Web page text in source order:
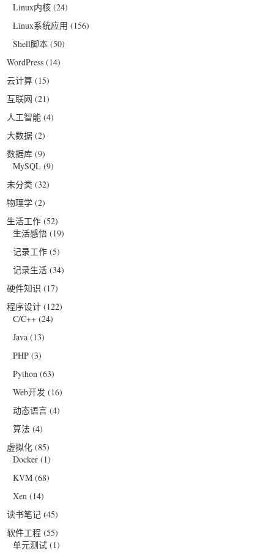
Linux内核 (24)
Linux系统应用 (156)
Shell脚本 (50)
WordPress (14)
云计算 (15)
互联网 (21)
人工智能 (4)
大数据 (2)
数据库 (9)
MySQL (9)
未分类 (32)
物理学 (2)
生活工作 (52)
生活感悟 (19)
记录工作 (5)
记录生活 (34)
硬件知识 (17)
程序设计 (122)
C/C++ (24)
Java (13)
PHP (3)
Python (63)
Web开发 (16)
动态语言 (4)
算法 (4)
虚拟化 (85)
Docker (1)
KVM (68)
Xen (14)
读书笔记 (45)
软件工程 (55)
单元测试 (1)